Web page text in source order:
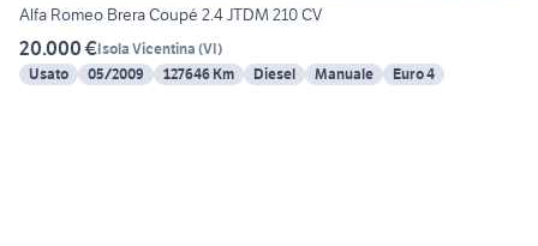
Alfa Romeo Brera Coupé 2.4 JTDM 210 CV
20.000 €Isola Vicentina (VI)
Usato
05/2009 127646 Km Diesel Manuale Euro 4